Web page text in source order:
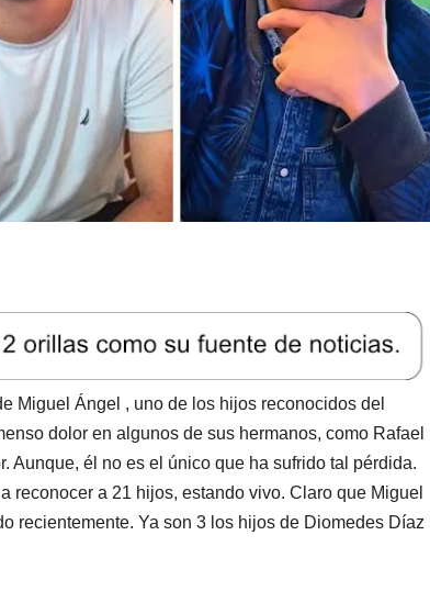
Miguel Ángel , uno de los hijos reconocidos del
dolor en algunos de sus hermanos, como Rafael
Aunque, él no es el único que ha sufrido tal pérdida.
reconocer a 21 hijos, estando vivo. Claro que Miguel
recientemente. Ya son 3 los hijos de Diomedes Díaz